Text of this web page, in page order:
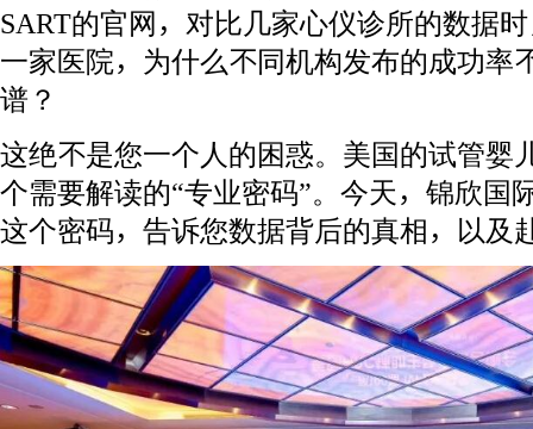
SART的官网，对比几家心仪诊所的数据
一家医院，为什么不同机构发布的成功率
谱？
这绝不是您一个人的困惑。美国的试管婴
个需要解读的“专业密码”。今天，锦欣国
这个密码，告诉您数据背后的真相，以及